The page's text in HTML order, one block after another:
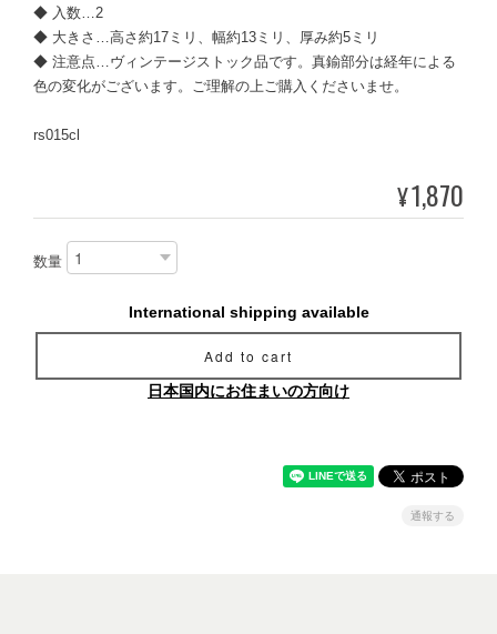
◆ 入数…2
◆ 大きさ…高さ約17ミリ、幅約13ミリ、厚み約5ミリ
◆ 注意点…ヴィンテージストック品です。真鍮部分は経年による
色の変化がございます。ご理解の上ご購入くださいませ。
rs015cl
¥1,870
数量
International shipping available
Add to cart
日本国内にお住まいの方向け
通報する